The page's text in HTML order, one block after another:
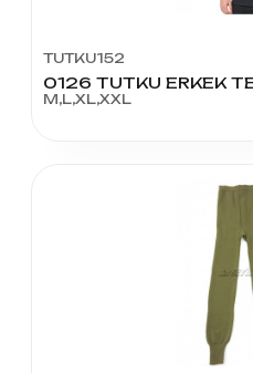
TUTKU152
0126 TUTKU ERKEK
M,L,XL,XXL